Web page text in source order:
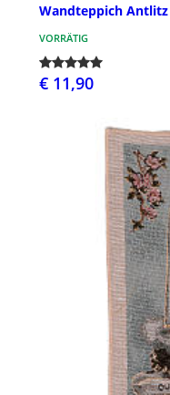
Wandteppich
VORRÄTIG
€ 11,90